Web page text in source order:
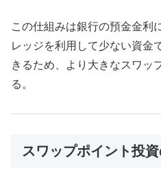
この仕組みは銀行の預金金利
レッジを利用して少ない資金
きるため、より大きなスワッ
る。
スワップポイント投